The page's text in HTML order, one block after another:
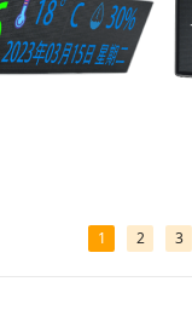
1 2 3